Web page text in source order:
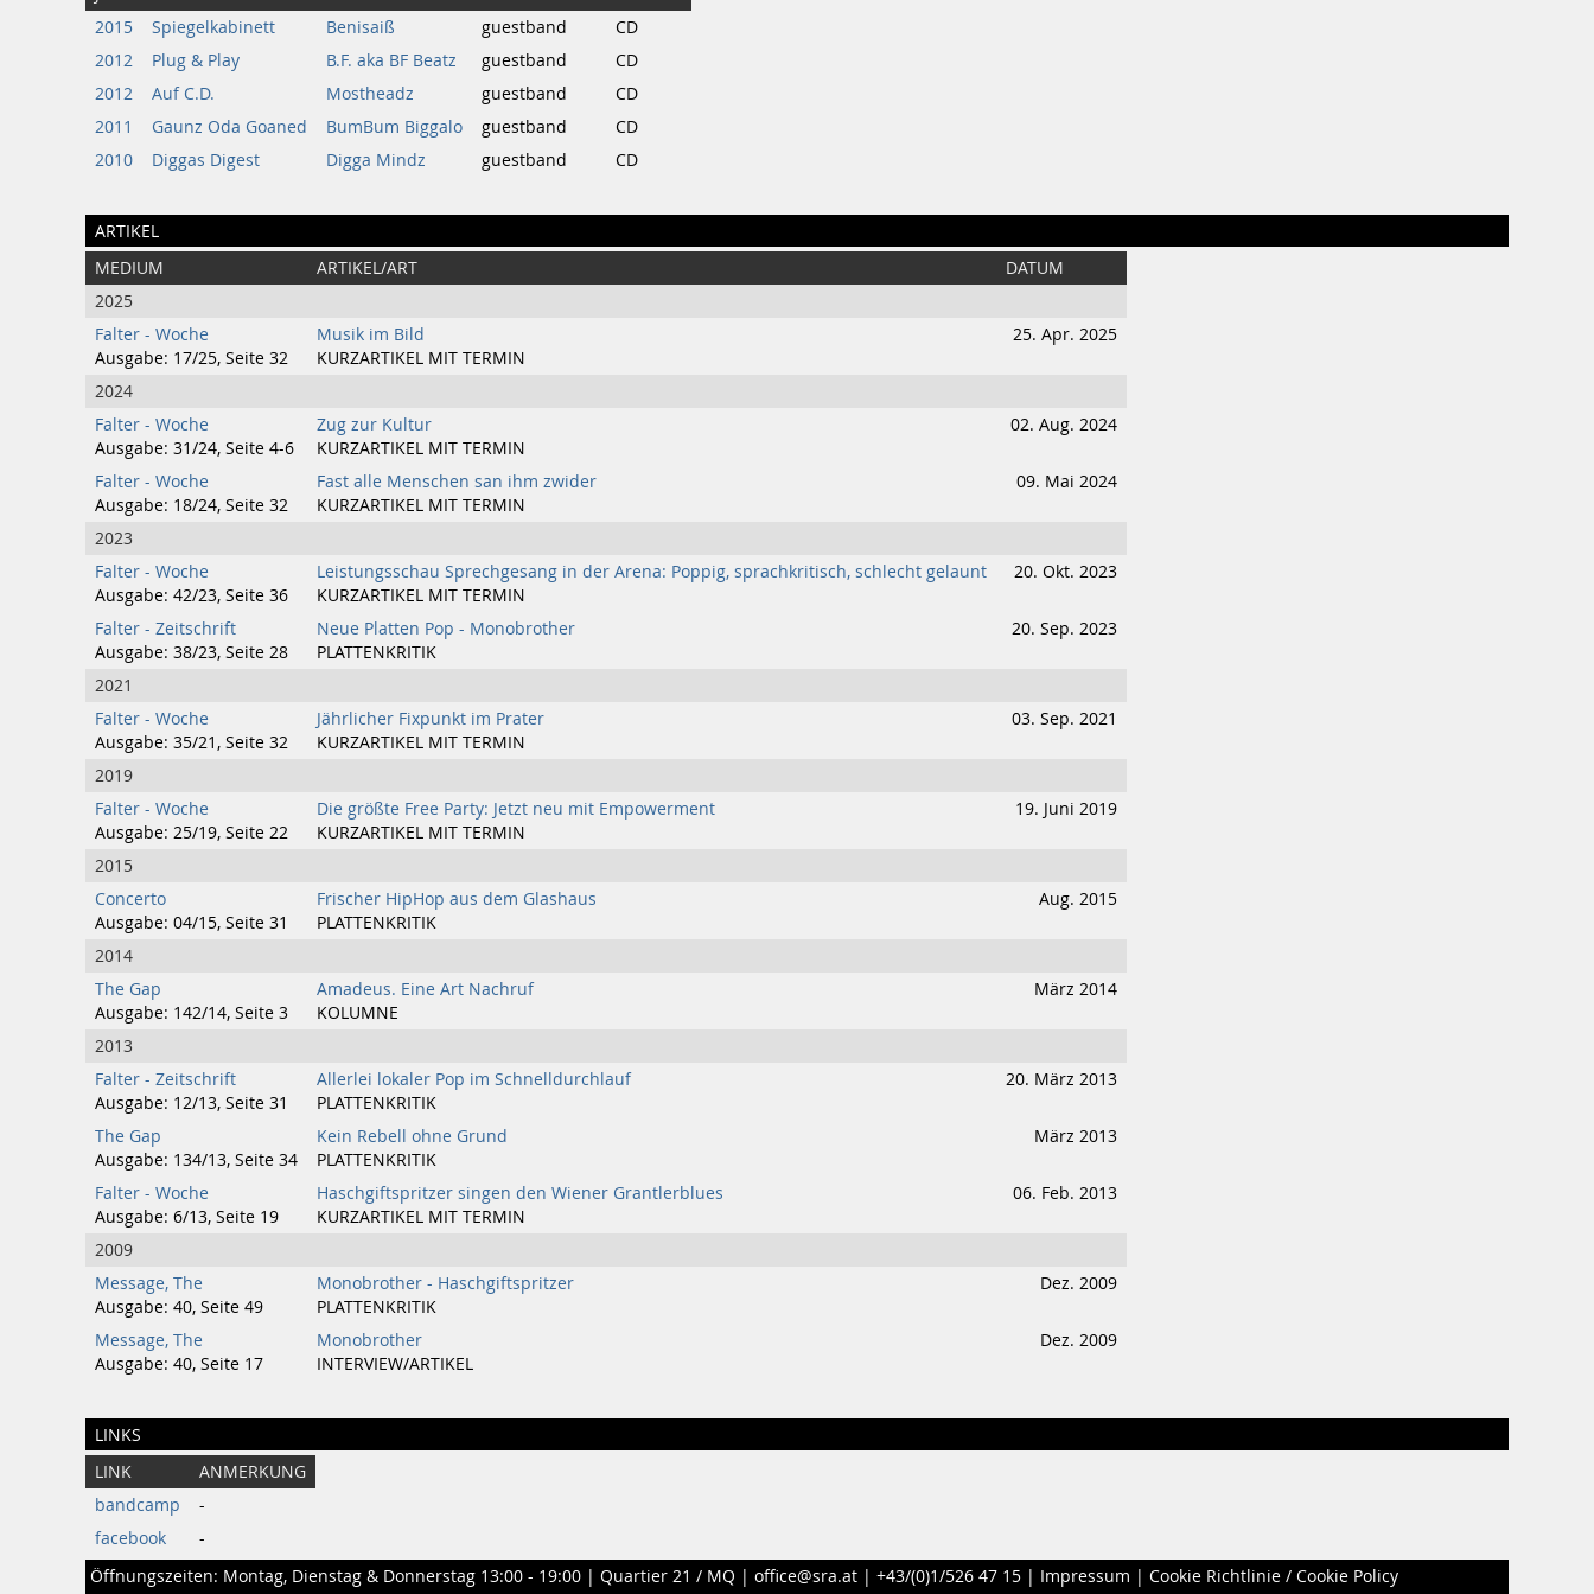
2015
Spiegelkabinett Benisaiß guestband
CD
2012
Plug & Play B.F. aka BF Beatz guestband
CD
2012
Auf C.D. Mostheadz guestband
CD
2011
Gaunz Oda Goaned BumBum Biggalo guestband
CD
2010
Diggas Digest Digga Mindz guestband CD
ARTIKEL
MEDIUM ARTIKEL/ART
DATUM
2025
Falter - Woche
Ausgabe: 17/25, Seite 32
Musik im Bild
KURZARTIKEL MIT TERMIN
25. Apr. 2025
2024
Falter - Woche
Ausgabe: 31/24, Seite 4-6
Zug zur Kultur
KURZARTIKEL MIT TERMIN
02. Aug. 2024
Falter - Woche
Ausgabe: 18/24, Seite 32
Fast alle Menschen san ihm zwider
KURZARTIKEL MIT TERMIN
09. Mai 2024
2023
Falter - Woche
Ausgabe: 42/23, Seite 36
Leistungsschau Sprechgesang in der Arena: Poppig, sprachkritisch, schlecht gelaunt
KURZARTIKEL MIT TERMIN
20. Okt. 2023
Falter - Zeitschrift
Ausgabe: 38/23, Seite 28
Neue Platten Pop - Monobrother
PLATTENKRITIK
20. Sep. 2023
2021
Falter - Woche
Ausgabe: 35/21, Seite 32
Jährlicher Fixpunkt im Prater
KURZARTIKEL MIT TERMIN
03. Sep. 2021
2019
Falter - Woche
Ausgabe: 25/19, Seite 22
Die größte Free Party: Jetzt neu mit Empowerment
KURZARTIKEL MIT TERMIN
19. Juni 2019
2015
Concerto
Ausgabe: 04/15, Seite 31
Frischer HipHop aus dem Glashaus
PLATTENKRITIK
Aug. 2015
2014
The Gap
Ausgabe: 142/14, Seite 3
Amadeus. Eine Art Nachruf
KOLUMNE
März 2014
2013
Falter - Zeitschrift
Ausgabe: 12/13, Seite 31
Allerlei lokaler Pop im Schnelldurchlauf
PLATTENKRITIK
20. März 2013
The Gap
Ausgabe: 134/13, Seite 34
Kein Rebell ohne Grund
PLATTENKRITIK
März 2013
Falter - Woche
Ausgabe: 6/13, Seite 19
Haschgiftspritzer singen den Wiener Grantlerblues
KURZARTIKEL MIT TERMIN
06. Feb. 2013
2009
Message, The
Ausgabe: 40, Seite 49
Monobrother - Haschgiftspritzer
PLATTENKRITIK
Dez. 2009
Message, The
Ausgabe: 40, Seite 17
Monobrother
INTERVIEW/ARTIKEL
Dez. 2009
LINKS
LINK
ANMERKUNG
bandcamp
-
facebook
-
Öffnungszeiten: Montag, Dienstag & Donnerstag 13:00 - 19:00 | Quartier 21 / MQ | office@sra.at | +43/(0)1/526 47 15 | Impressum | Cookie Richtlinie / Cookie Policy